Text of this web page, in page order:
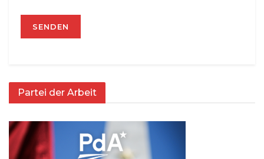
Partei der Arbeit